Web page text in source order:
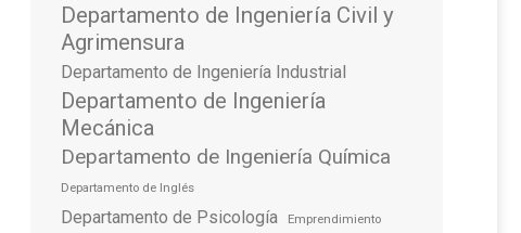
Departamento de Ingeniería Civil y
Agrimensura
Departamento de Ingeniería Industrial
Departamento de Ingeniería
Mecánica
Departamento de Ingeniería Química
Departamento de Inglés
Departamento de Psicología Emprendimiento